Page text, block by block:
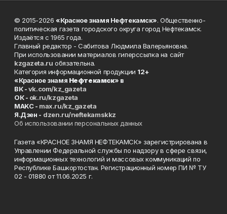
© 2015-2026 «Красное знамя Нефтекамск». Общественно-
политическая газета городского округа город Нефтекамск.
Издаётся с 1965 года.
Главный редактор - Сабитова Людмила Валерьяновна.
При использовании материалов гиперссылка на сайт
kzgazeta.ru обязательна.
Категория информационной продукции 12+
«Красное знамя Нефтекамск» в
ВК -vk.com/kz_gazeta
ОК - ok.ru/kzgazeta
MAKC - max.ru/kz_gazeta
Я.Дзен - dzen.ru/neftekamskkz
Об использовании персональных данных
Газета «КРАСНОЕ ЗНАМЯ НЕФТЕКАМСК» зарегистрирована в
Управлении Федеральной службы по надзору в сфере связи,
информационных технологий и массовых коммуникаций по
Республике Башкортостан. Регистрационный номер ПИ № ТУ
02 - 01880 от 11.06.2025 г.